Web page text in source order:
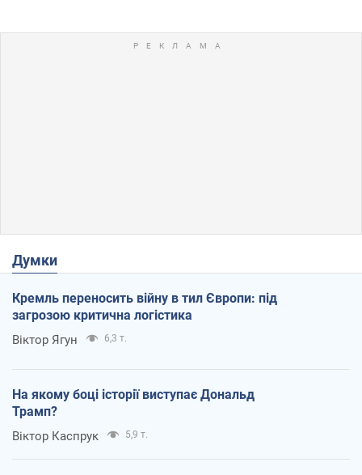
Думки
Кремль переносить війну в тил Європи: під
загрозою критична логістика
Віктор Ягун 6,3 т.
На якому боці історії виступає Дональд
Трамп?
Віктор Каспрук 5,9 т.